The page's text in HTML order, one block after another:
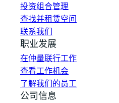
投资组合管理
查找并租赁空间
联系我们
职业发展
在仲量联行工作
查看工作机会
了解我们的员工
公司信息